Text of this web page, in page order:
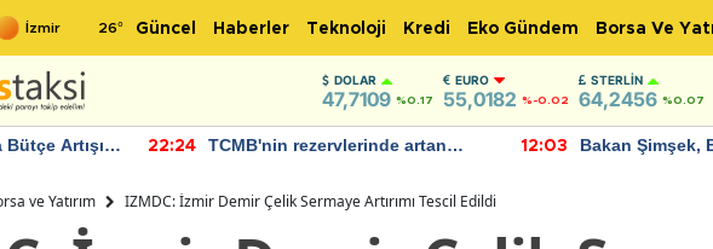
26° Güncel Haberler Teknoloji Kredi Eko Gündem Borsa Ve
DOLAR
47,7109 %0.17
EURO
55,0182 %-0.02
STERLIN
64,2456 %0.07
Artışı
22:24
TCMB'nin rezervlerinde artan
12:03
Bakan Şimşek,
ve Yatırım IZMDC: İzmir Demir Çelik Sermaye Artırımı Tescil Edildi